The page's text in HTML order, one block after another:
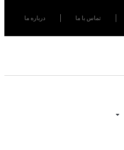
تماس با ما درباره ما